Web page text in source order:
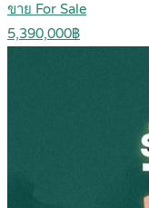
ขาย For Sale
5,390,000฿